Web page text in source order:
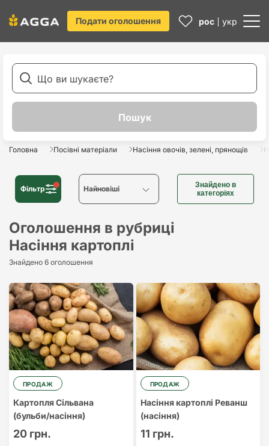
Подати оголошення рос укр
Головна Посівні матеріали Насіння овочів, зелені, прянощів
Фільтр Найновіші
Найновіші
Найстаріші
Найдешевший
Знайдено в
категоріях
Оголошення в рубриці
Насіння картоплі
Знайдено 6 оголошення
ПРОДАЖ
Картопля Сільвана
(бульби/насіння)
20 грн.
ПРОДАЖ
Насіння картоплі Реванш
(насіння)
11 грн.